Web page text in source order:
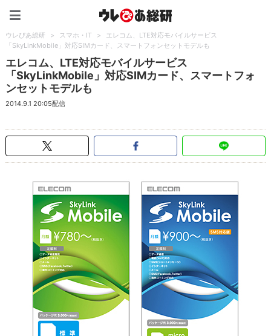
ウレぴあ総研 > スマホ・IT >
エレコム、LTE対応モバイルサービス
「SkyLinkMobile」対応SIMカード、スマートフォンセットモデルも
エレコム、LTE対応モバイルサービス
「SkyLinkMobile」対応SIMカード、スマートフォ
ンセットモデルも
2014.9.1 20:05配信